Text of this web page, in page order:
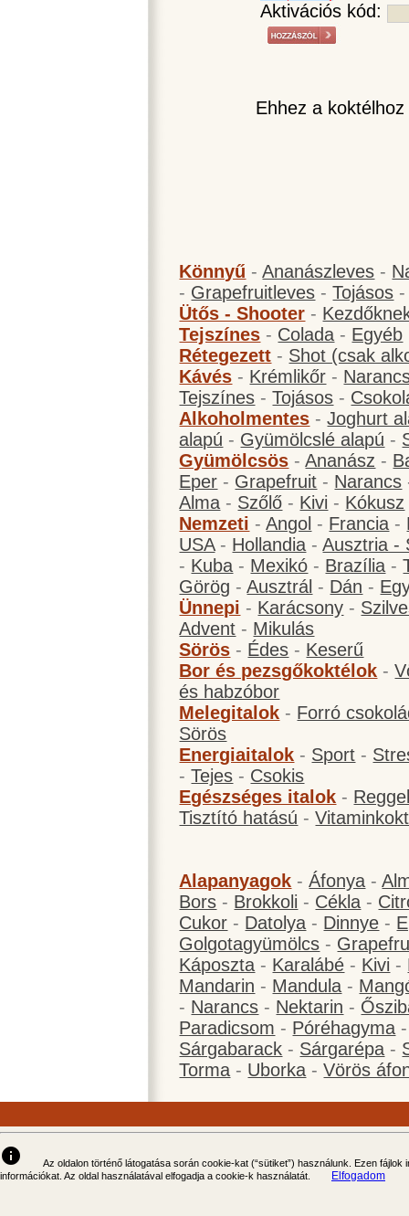
Aktivációs kód:
Ehhez a
Könnyű -Ananászleves -
- Grapefruitleves -Tojásos
Ütős - Shooter -
Tejszínes - Colada - Egyéb
Rétegezett - Shot (csak
Kávés - Krémlikőr -
Tejszínes -Tojásos -
Alkoholmentes -Joghurt
alapú - Gyümölcslé alapú -
Gyümölcsös -Ananász -
Eper - Grapefruit - Narancs
Alma - Szőlő - Kivi - Kókusz
Nemzeti -Angol - Francia -
USA- Hollandia -Ausztria -
- Kuba - Mexikó - Brazília -
Görög -Ausztrál - Dán -
Ünnepi - Karácsony -
Advent - Mikulás
Sörös - Édes - Keserű
Bor és pezsgőkoktélok -
és habzóbor
Melegitalok - Forró
Sörös
Energiaitalok - Sport -
-Tejes - Csokis
Egészséges italok -
Tisztító hatású -
Alapanyagok -Áfonya -
Bors - Brokkoli - Cékla -
Cukor - Datolya - Dinnye -
Golgotagyümölcs -
Káposzta - Karalábé - Kivi -
Mandarin - Mandula -
- Narancs - Nektarin -
Paradicsom - Póréhagyma
Sárgabarack - Sárgarépa -
Torma - Uborka -Vörös
info
Az oldalon történő látogatása során cookie-kat (“sütiket”) használunk. Ezen
információkat. Az oldal használatával elfogadja a cookie-k használatát.
Elfogadom